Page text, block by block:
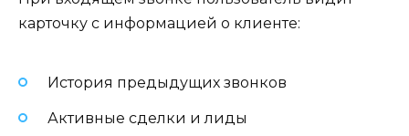
карточку с информацией о клиенте:
История предыдущих звонков
Активные сделки и лиды